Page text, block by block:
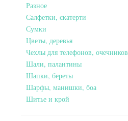
Разное
Салфетки, скатерти
Сумки
Цветы, деревья
Чехлы для телефонов, очечников
Шали, палантины
Шапки, береты
Шарфы, манишки, боа
Шитье и крой